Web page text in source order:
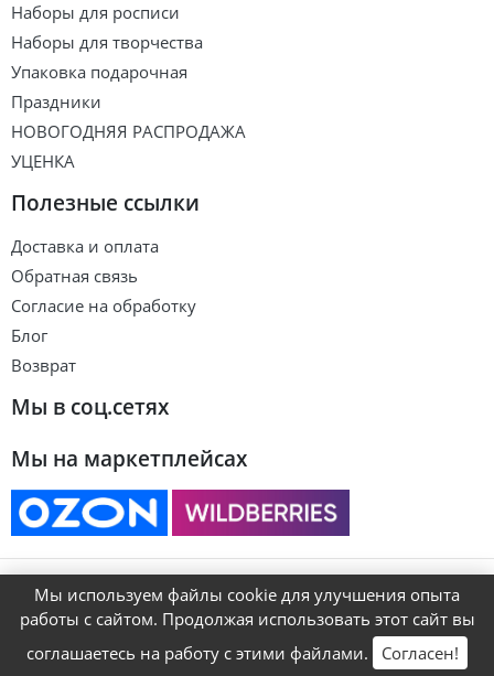
Наборы для росписи
Наборы для творчества
Упаковка подарочная
Праздники
НОВОГОДНЯЯ РАСПРОДАЖА
УЦЕНКА
Полезные ссылки
Доставка и оплата
Обратная связь
Согласие на обработку
Блог
Возврат
Мы в соц.сетях
Мы на маркетплейсах
© ART&KIDS
Мы используем файлы cookie для улучшения опыта
работы с сайтом. Продолжая использовать этот сайт вы
соглашаетесь на работу с этими файлами.
Согласен!